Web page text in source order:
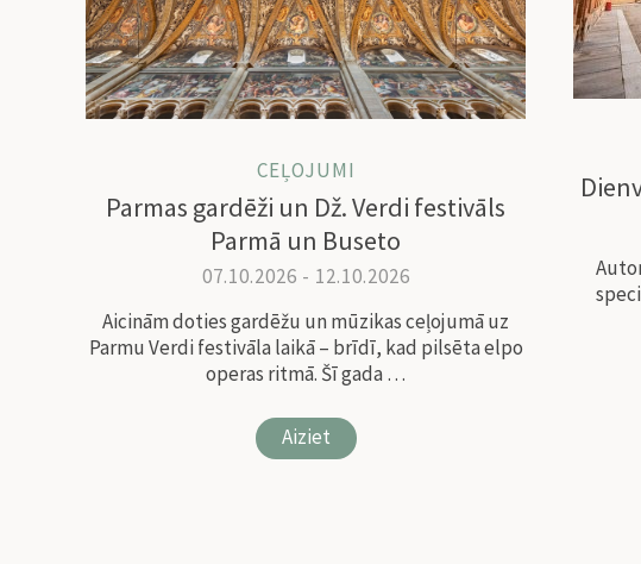
CEĻOJUMI
Parmas gardēži un Dž. Verdi festivāls
Parmā un Buseto
07.10.2026 - 12.10.2026
Aicinām doties gardēžu un mūzikas ceļojumā uz
Parmu Verdi festivāla laikā – brīdī, kad pilsēta elpo
operas ritmā. Šī gada …
Aiziet